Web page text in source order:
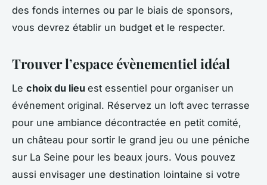
des fonds internes ou par le biais de sponsors,
vous devrez établir un budget et le respecter.
Trouver l’espace évènementiel idéal
Le choix du lieu est essentiel pour organiser un
événement original. Réservez un loft avec terrasse
pour une ambiance décontractée en petit comité,
un château pour sortir le grand jeu ou une péniche
sur La Seine pour les beaux jours. Vous pouvez
aussi envisager une destination lointaine si votre